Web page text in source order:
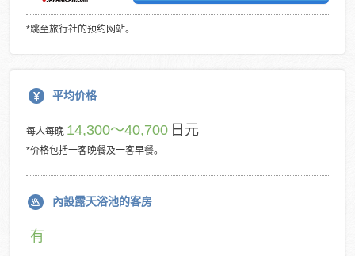
*跳至旅行社的预约网站。
平均价格
每人每晚 14,300～40,700 日元
*价格包括一客晚餐及一客早餐。
內設露天浴池的客房
有